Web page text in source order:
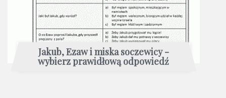
Jakub, Ezaw i miska soczewicy -
wybierz prawidłową odpowiedź